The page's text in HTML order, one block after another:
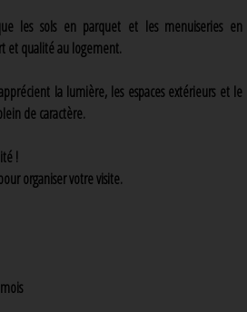
les sols en parquet et les menuiseries en
et qualité au logement.
la lumière, les espaces extérieurs et le
de caractère.
!
organiser votre visite.